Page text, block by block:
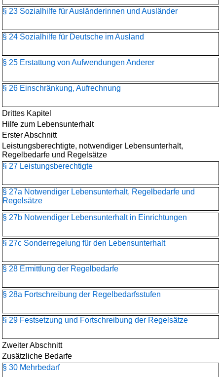
§ 23 Sozialhilfe für Ausländerinnen und Ausländer
§ 24 Sozialhilfe für Deutsche im Ausland
§ 25 Erstattung von Aufwendungen Anderer
§ 26 Einschränkung, Aufrechnung
Drittes Kapitel
Hilfe zum Lebensunterhalt
Erster Abschnitt
Leistungsberechtigte, notwendiger Lebensunterhalt,
Regelbedarfe und Regelsätze
§ 27 Leistungsberechtigte
§ 27a Notwendiger Lebensunterhalt, Regelbedarfe und
Regelsätze
§ 27b Notwendiger Lebensunterhalt in Einrichtungen
§ 27c Sonderregelung für den Lebensunterhalt
§ 28 Ermittlung der Regelbedarfe
§ 28a Fortschreibung der Regelbedarfsstufen
§ 29 Festsetzung und Fortschreibung der Regelsätze
Zweiter Abschnitt
Zusätzliche Bedarfe
§ 30 Mehrbedarf